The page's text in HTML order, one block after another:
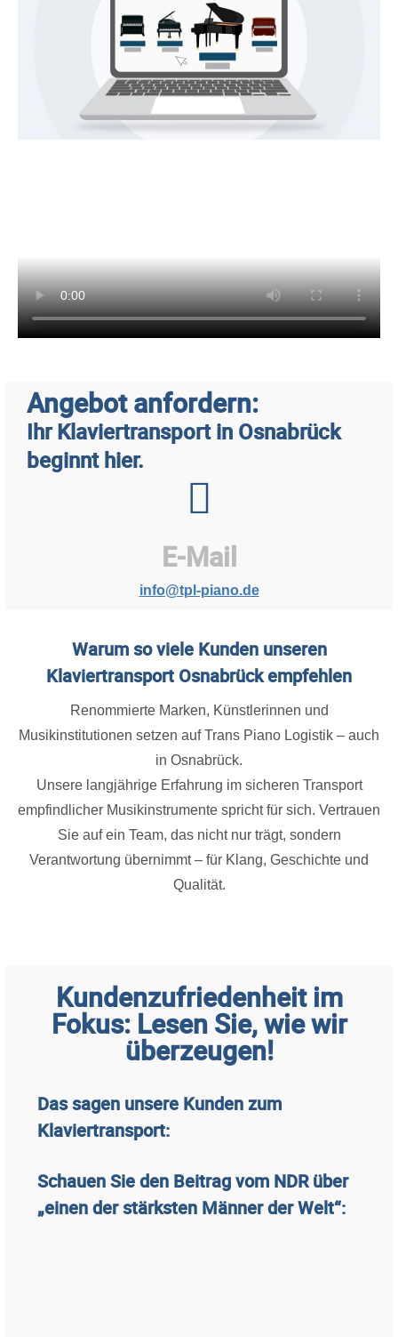
Angebot anfordern:
Ihr Klaviertransport in Osnabrück
beginnt hier.
E-Mail
info@tpl-piano.de
Warum so viele Kunden unseren
Klaviertransport Osnabrück empfehlen
Renommierte Marken, Künstlerinnen und
Musikinstitutionen setzen auf Trans Piano Logistik – auch
in Osnabrück.
Unsere langjährige Erfahrung im sicheren Transport
empfindlicher Musikinstrumente spricht für sich. Vertrauen
Sie auf ein Team, das nicht nur trägt, sondern
Verantwortung übernimmt – für Klang, Geschichte und
Qualität.
Kundenzufriedenheit im
Fokus: Lesen Sie, wie wir
überzeugen!
Das sagen unsere Kunden zum
Klaviertransport:
Schauen Sie den Beitrag vom NDR über
„einen der stärksten Männer der Welt“: